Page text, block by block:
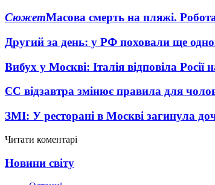
СюжетМасова смерть на пляжі.
Другий за день: у РФ поховали ще
Вибух у Москві: Італія відповіла Росії
ЄС відзавтра змінює правила для
ЗМІ: У ресторані в Москві загинула
Читати коментарі
Новини світу